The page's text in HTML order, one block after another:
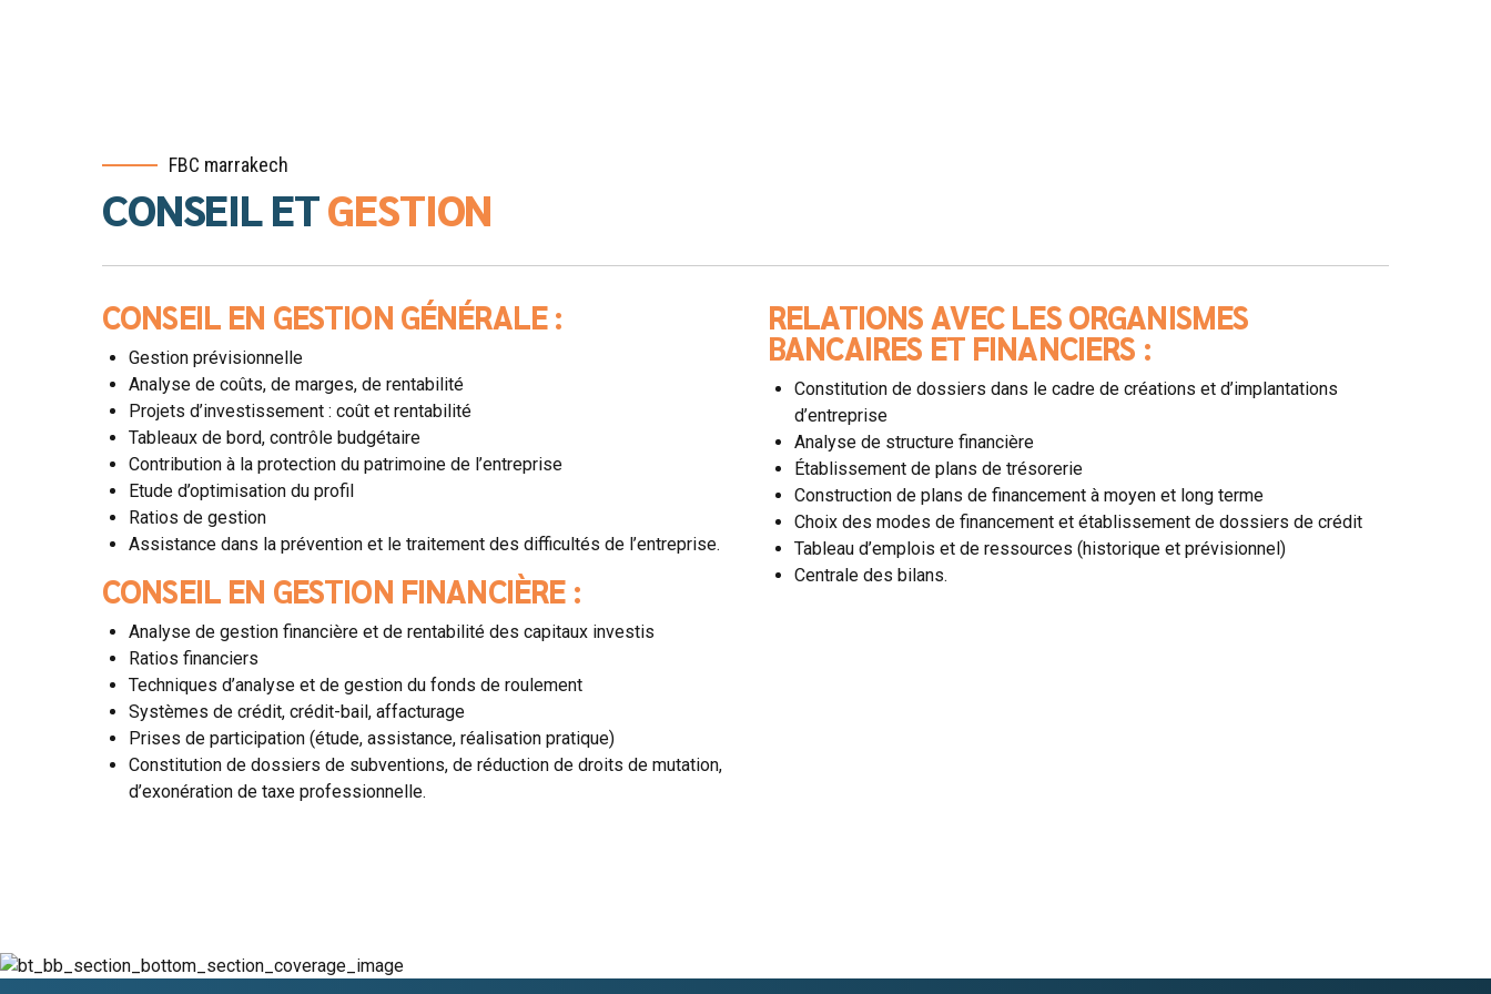
FBC marrakech
CONSEIL ETGESTION
CONSEIL EN GESTION GÉNÉRALE :
Gestion prévisionnelle
Analyse de coûts, de marges, de rentabilité
Projets d’investissement : coût et rentabilité
Tableaux de bord, contrôle budgétaire
Contribution à la protection du patrimoine de l’entreprise
Etude d’optimisation du profil
Ratios de gestion
Assistance dans la prévention et le traitement des difficultés de l’entreprise.
CONSEIL EN GESTION FINANCIÈRE :
Analyse de gestion financière et de rentabilité des capitaux investis
Ratios financiers
Techniques d’analyse et de gestion du fonds de roulement
Systèmes de crédit, crédit-bail, affacturage
Prises de participation (étude, assistance, réalisation pratique)
Constitution de dossiers de subventions, de réduction de droits de mutation,
d’exonération de taxe professionnelle.
RELATIONS AVEC LES ORGANISMES
BANCAIRES ET FINANCIERS :
Constitution de dossiers dans le cadre de créations et d’implantations
d’entreprise
Analyse de structure financière
Établissement de plans de trésorerie
Construction de plans de financement à moyen et long terme
Choix des modes de financement et établissement de dossiers de crédit
Tableau d’emplois et de ressources (historique et prévisionnel)
Centrale des bilans.